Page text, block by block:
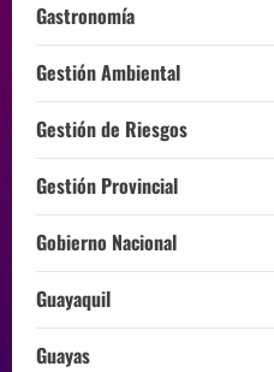
Gastronomía
Gestión Ambiental
Gestión de Riesgos
Gestión Provincial
Gobierno Nacional
Guayaquil
Guayas